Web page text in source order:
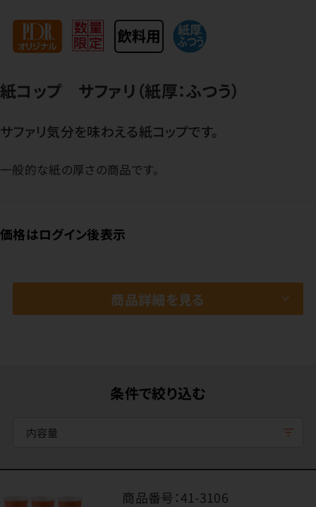
紙コップ サファリ（紙厚：ふつう）
サファリ気分を味わえる紙コップです。
一般的な紙の厚さの商品です。
価格はログイン後表示
商品詳細を見る
条件で絞り込む
内容量
商品番号：41-3106